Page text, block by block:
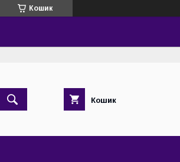
Кошик
Кошик